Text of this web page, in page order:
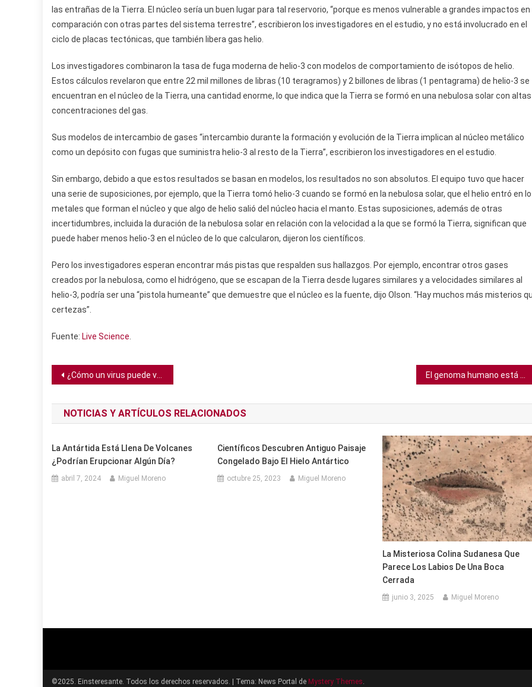
las entrañas de la Tierra. El núcleo sería un buen lugar para tal reservorio, “porque es menos vulnerable a grandes impactos en
comparación con otras partes del sistema terrestre”, escribieron los investigadores en el estudio, y no está involucrado en el
ciclo de placas tectónicas, que también libera gas helio.
Los investigadores combinaron la tasa de fuga moderna de helio-3 con modelos de comportamiento de isótopos de helio.
Estos cálculos revelaron que entre 22 mil millones de libras (10 teragramos) y 2 billones de libras (1 pentagrama) de helio-3 se
encuentran en el núcleo de la Tierra, una cantidad enorme, lo que indica que la Tierra se formó en una nebulosa solar con altas
concentraciones del gas.
Sus modelos de intercambio de gases “intercambio durante la formación y evolución de la Tierra implican al núcleo metálico
como un depósito con fugas que suministra helio-3 al resto de la Tierra”, escribieron los investigadores en el estudio.
Sin embargo, debido a que estos resultados se basan en modelos, los resultados no son absolutos. El equipo tuvo que hacer
una serie de suposiciones, por ejemplo, que la Tierra tomó helio-3 cuando se formó en la nebulosa solar, que el helio entró en
metales que forman el núcleo y que algo de helio salió del núcleo hacia el manto. Estas suposiciones, además de otras
incertidumbres, incluida la duración de la nebulosa solar en relación con la velocidad a la que se formó la Tierra, significan que
puede haber menos helio-3 en el núcleo de lo que calcularon, dijeron los científicos.
Pero los investigadores esperan encontrar más pistas que respalden sus hallazgos. Por ejemplo, encontrar otros gases
creados por la nebulosa, como el hidrógeno, que se escapan de la Tierra desde lugares similares y a velocidades similares al
helio-3, podría ser una “pistola humeante” que demuestre que el núcleo es la fuente, dijo Olson. “Hay muchos más misterios
certezas”.
Fuente: Live Science
Navegación
de
entradas
¿Cómo un virus puede volver a las orugas zombis y hacer que se maten a sí mismas?
NOTICIAS Y ARTÍCULOS RELACIONADOS
La Antártida Está Llena De Volcanes
¿Podrían Erupcionar Algún Día?
abril 7, 2024 Miguel Moreno
Científicos Descubren Antiguo Paisaje
Congelado Bajo El Hielo Antártico
octubre 25, 2023 Miguel Moreno
La Misteriosa Colina Sudanesa Que
Parece Los Labios De Una Boca
Cerrada
junio 3, 2025 Miguel Moreno
©2025. Einsteresante. Todos los derechos reservados. | Tema: News Portal de Mystery Themes